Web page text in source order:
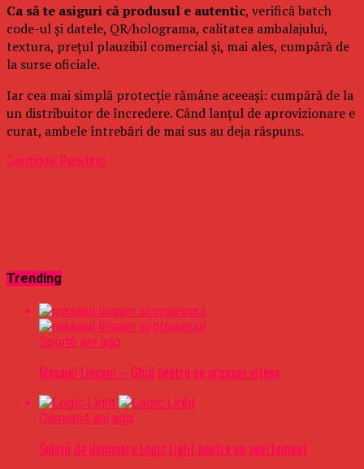
Ca să te asiguri că produsul e autentic, verifică batch
code-ul și datele, QR/holograma, calitatea ambalajului,
textura, prețul plauzibil comercial și, mai ales, cumpără de
la surse oficiale.
Iar cea mai simplă protecție rămâne aceeași: cumpără de la
un distribuitor de încredere. Când lanțul de aprovizionare e
curat, ambele întrebări de mai sus au deja răspuns.
Continue Reading
Trending
Sport6 ani ago
Masajul Lingam – Ghid pentru un orgasm intens
Oameni4 ani ago
Soluții de iluminare Logic Light pentru un apartament